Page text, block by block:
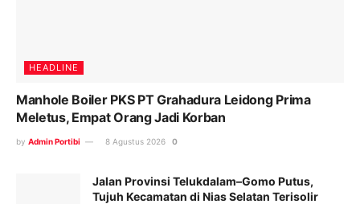
HEADLINE
Manhole Boiler PKS PT Grahadura Leidong Prima
Meletus, Empat Orang Jadi Korban
by Admin Portibi 8 Agustus 2026 0
Jalan Provinsi Telukdalam–Gomo Putus,
Tujuh Kecamatan di Nias Selatan Terisolir